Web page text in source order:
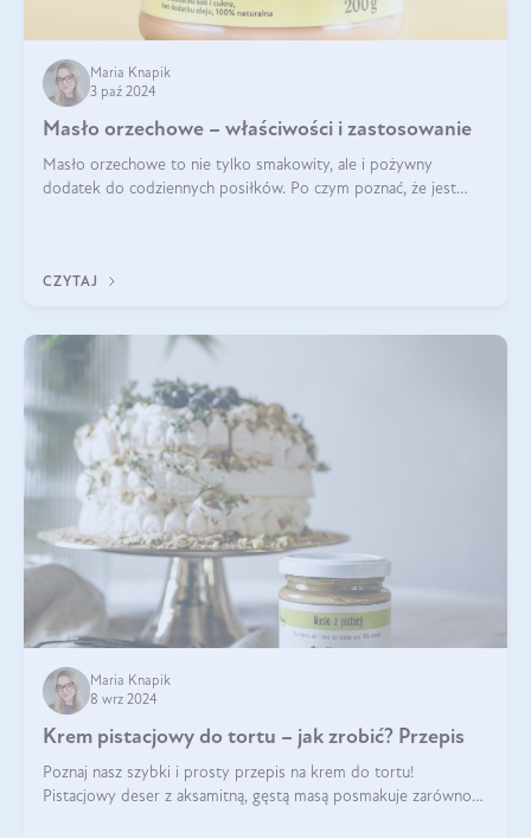
Maria Knapik
3 paź 2024
Masło orzechowe – właściwości i zastosowanie
Masło orzechowe to nie tylko smakowity, ale i pożywny
dodatek do codziennych posiłków. Po czym poznać, że jest
CZYTAJ
Maria Knapik
8 wrz 2024
Krem pistacjowy do tortu – jak zrobić? Przepis
Poznaj nasz szybki i prosty przepis na krem do tortu!
Pistacjowy deser z aksamitną, gęstą masą posmakuje zarówno